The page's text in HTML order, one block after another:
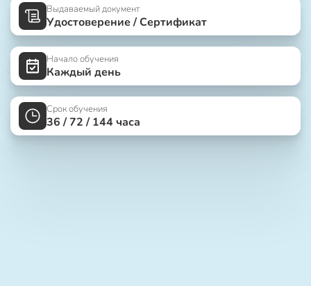
Выдаваемый документ
Удостоверение / Сертификат
Начало обучения
Каждый день
Срок обучения
36 / 72 / 144 часа